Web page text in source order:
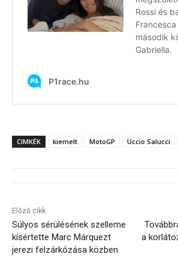
CIMKÉK kiemelt MotoGP Uccio Salucci
Előző cikk
Súlyos sérülésének szelleme
kísértette Marc Márquezt
jerezi felzárkózása közben
a